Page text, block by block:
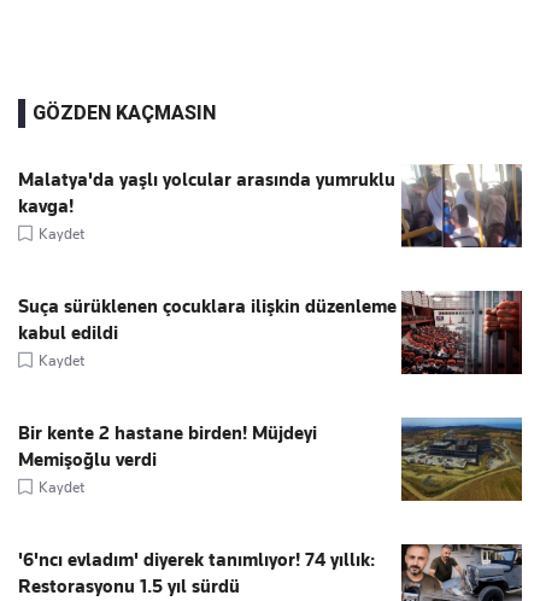
GÖZDEN KAÇMASIN
Malatya'da yaşlı yolcular arasında yumruklu
kavga!
Kaydet
Suça sürüklenen çocuklara ilişkin düzenleme
kabul edildi
Kaydet
Bir kente 2 hastane birden! Müjdeyi
Memişoğlu verdi
Kaydet
'6'ncı evladım' diyerek tanımlıyor! 74 yıllık:
Restorasyonu 1.5 yıl sürdü